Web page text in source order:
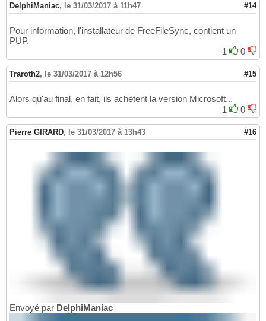
DelphiManiac, le 31/03/2017 à 11h47 #14
Pour information, l'installateur de FreeFileSync, contient un
PUP.
1
0
Traroth2, le 31/03/2017 à 12h56 #15
Alors qu'au final, en fait, ils achètent la version Microsoft...
1
0
Pierre GIRARD, le 31/03/2017 à 13h43 #16
Envoyé par DelphiManiac